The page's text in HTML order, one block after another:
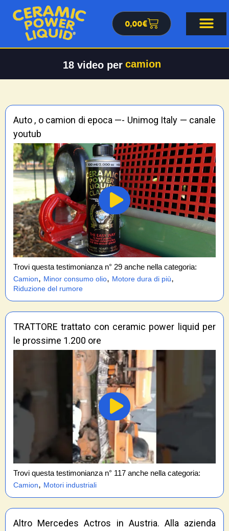
0,00€
18 video per camion
Auto , o camion di epoca —- Unimog Italy — canale
youtub
Trovi questa testimonianza n° 29 anche nella categoria:
Camion, Minor consumo olio, Motore dura di più,
Riduzione del rumore
TRATTORE trattato con ceramic power liquid per
le prossime 1.200 ore
Trovi questa testimonianza n° 117 anche nella categoria:
Camion, Motori industriali
Altro Mercedes Actros in Austria. Alla azienda